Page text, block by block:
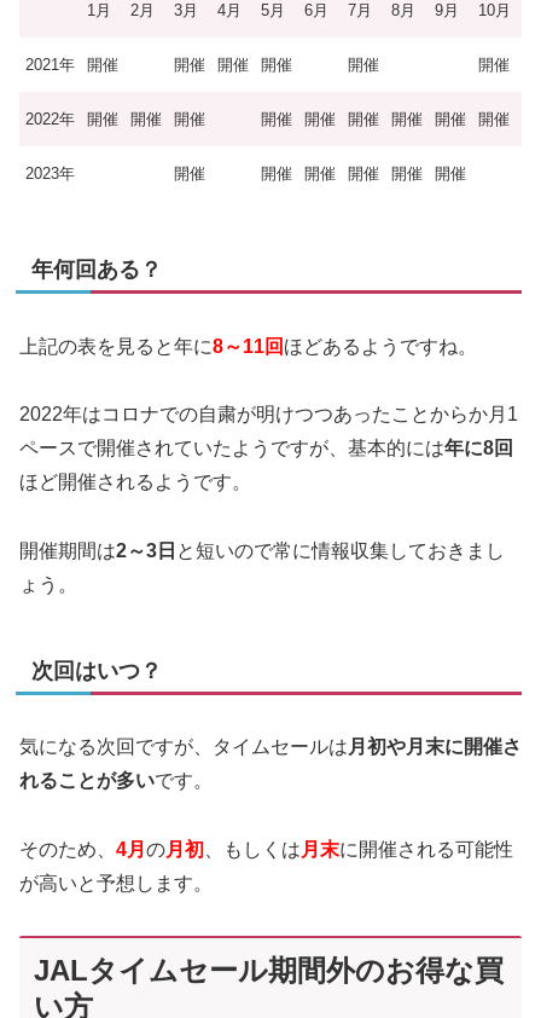
1月 2月 3月 4月 5月 6月 7月 8月 9月 10月
2021年 開催 開催 開催 開催 開催 開催
2022年 開催 開催 開催 開催 開催 開催 開催 開催 開催
2023年 開催 開催 開催 開催 開催 開催
年何回ある？
上記の表を見ると年に8～11回 ほどあるようですね。
2022年はコロナでの自粛が明けつつあったことからか月1
ペースで開催されていたようですが、基本的には年に8回
ほど開催されるようです。
開催期間は2～3日 と短いので常に情報収集しておきまし
ょう。
次回はいつ？
気になる次回ですが、タイムセールは 月初や月末に開催さ
れることが多いです。
そのため、 4月 の月初 、もしくは 月末に開催される可能性
が高いと予想します。
JALタイムセール期間外のお得な買
い方